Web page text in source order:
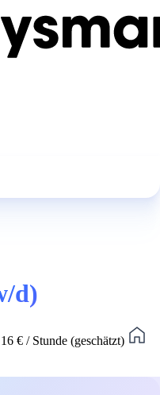
d)
€ / Stunde (geschätzt)